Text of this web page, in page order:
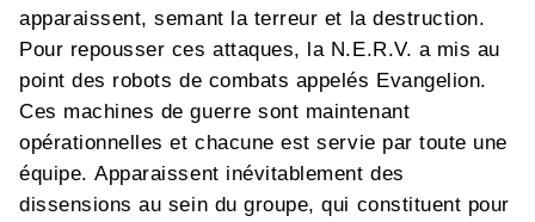
apparaissent, semant la terreur et la destruction.
Pour repousser ces attaques, la N.E.R.V. a mis au
point des robots de combats appelés Evangelion.
Ces machines de guerre sont maintenant
opérationnelles et chacune est servie par toute une
équipe. Apparaissent inévitablement des
dissensions au sein du groupe, qui constituent pour